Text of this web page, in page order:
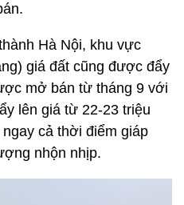
Hà Nội, khu vực
giá đất cũng được đẩy
mở bán từ tháng 9 với
lên giá từ 22-23 triệu
cả thời điểm giáp
nhộn nhịp.